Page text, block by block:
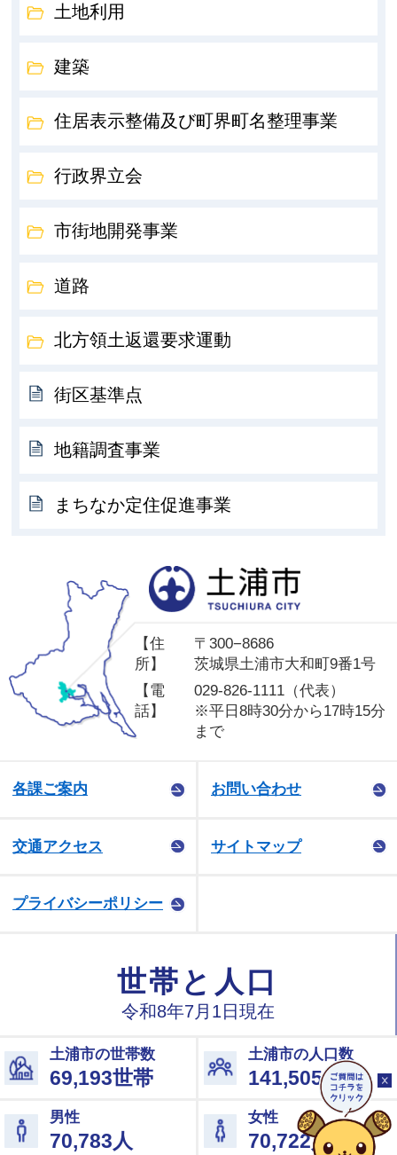
土地利用
建築
住居表示整備及び町界町名整理事業
行政界立会
市街地開発事業
道路
北方領土返還要求運動
街区基準点
地籍調査事業
まちなか定住促進事業
【住
所】
〒300−8686
茨城県土浦市大和町9番1号
【電
話】
029-826-1111（代表）
※平日8時30分から17時15分
まで
各課ご案内 お問い合わせ
交通アクセス サイトマップ
プライバシーポリシー